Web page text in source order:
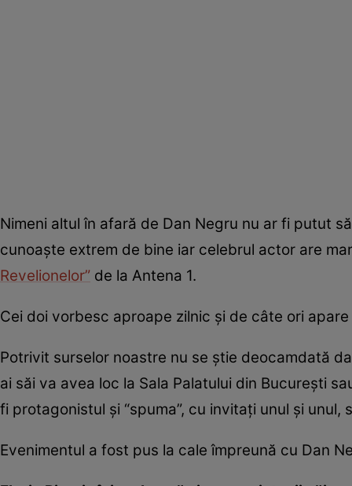
Nimeni altul în afară de Dan Negru nu ar fi putut
cunoaște extrem de bine iar celebrul actor are
Revelionelor” de la Antena 1.
Cei doi vorbesc aproape zilnic și de câte ori
Potrivit surselor noastre nu se știe deocamdată
ai săi va avea loc la Sala Palatului din București
fi protagonistul și “spuma”, cu invitați unul și
Evenimentul a fost pus la cale împreună cu Dan